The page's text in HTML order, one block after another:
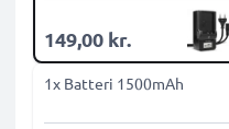
149,00 kr.
1x Batteri 1500mAh